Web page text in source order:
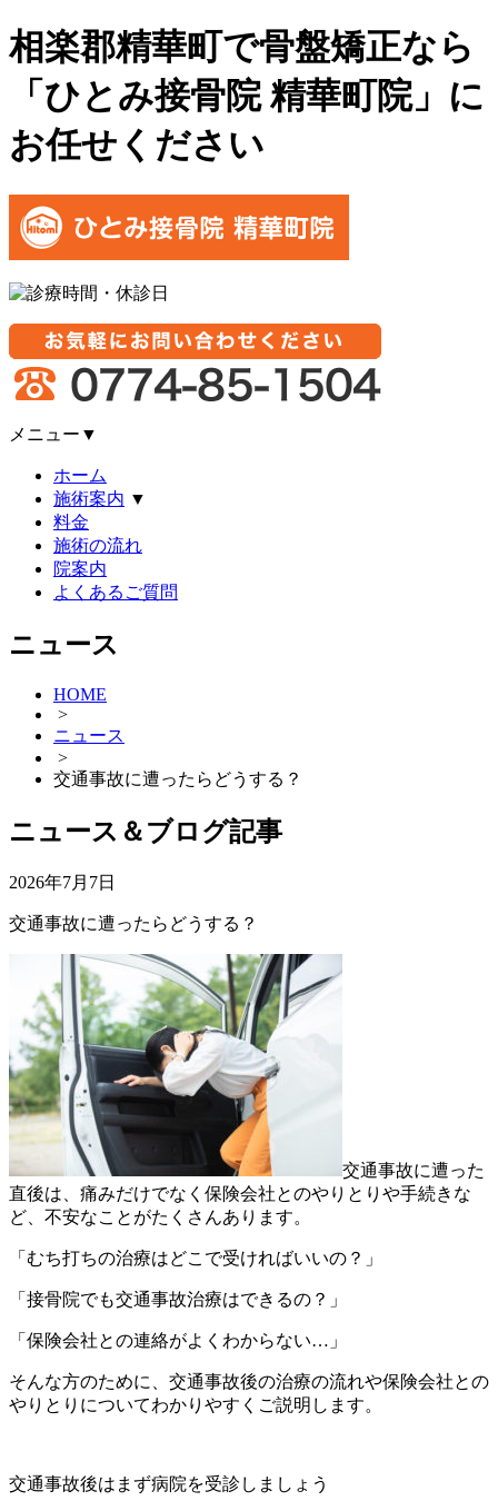
相楽郡精華町で骨盤矯正なら
「ひとみ接骨院 精華町院」に
お任せください
メニュー ▼
ホーム
施術案内 ▼
料金
施術の流れ
院案内
よくあるご質問
ニュース
HOME
>
ニュース
>
交通事故に遭ったらどうする？
ニュース＆ブログ記事
2026年7月7日
交通事故に遭ったらどうする？
交通事故に遭った
直後は、痛みだけでなく保険会社とのやりとりや手続きな
ど、不安なことがたくさんあります。
「むち打ちの治療はどこで受ければいいの？」
「接骨院でも交通事故治療はできるの？」
「保険会社との連絡がよくわからない…」
そんな方のために、交通事故後の治療の流れや保険会社との
やりとりについてわかりやすくご説明します。
交通事故後はまず病院を受診しましょう